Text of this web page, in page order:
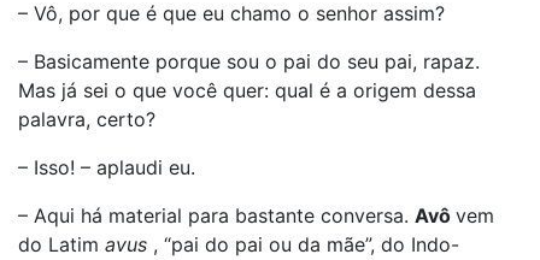
– Vô, por que é que eu chamo o senhor assim?
– Basicamente porque sou o pai do seu pai, rapaz.
Mas já sei o que você quer: qual é a origem dessa
palavra, certo?
– Isso! – aplaudi eu.
– Aqui há material para bastante conversa. Avô vem
do Latim avus , “pai do pai ou da mãe”, do Indo-